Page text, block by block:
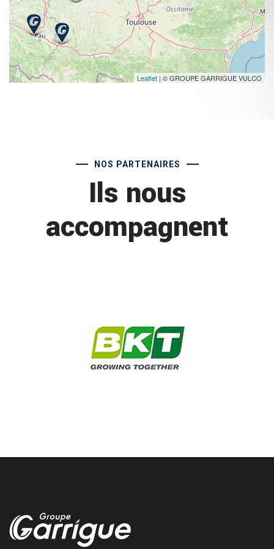
Leaflet | © GROUPE GARRIGUE VULCO
NOS PARTENAIRES
Ils nous
accompagnent
changer pneus camion rapidement
Pas le temps de patienter, Chez Vulco Groupe Garrigue, on